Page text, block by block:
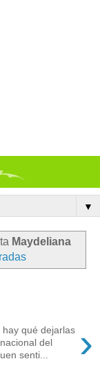
▼
Maydeliana
›
hay qué dejarlas
del
senti...